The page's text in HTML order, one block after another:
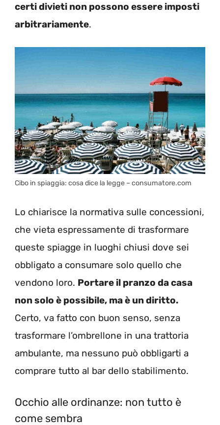
certi divieti non possono essere imposti
arbitrariamente.
Cibo in spiaggia: cosa dice la legge – consumatore.com
Lo chiarisce la normativa sulle concessioni,
che vieta espressamente di trasformare
queste spiagge in luoghi chiusi dove sei
obbligato a consumare solo quello che
vendono loro. Portare il pranzo da casa
non solo è possibile, ma è un diritto.
Certo, va fatto con buon senso, senza
trasformare l’ombrellone in una trattoria
ambulante, ma nessuno può obbligarti a
comprare tutto al bar dello stabilimento.
Occhio alle ordinanze: non tutto è
come sembra